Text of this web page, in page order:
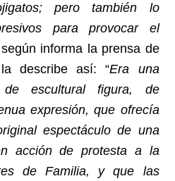
pero también lo
para provocar el
según informa la prensa de
describe así: “Era una
de escultural figura, de
expresión, que ofrecía
espectáculo de una
acción de protesta a la
de Familia, y que las